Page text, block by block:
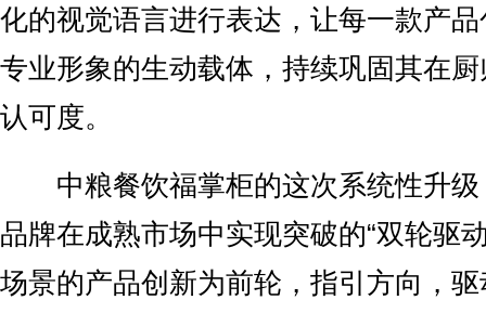
化的视觉语言进行表达，让每一款产
专业形象的生动载体，持续巩固其在
认可度。
中粮餐饮福掌柜的这次系统性升级
品牌在成熟市场中实现突破的“双轮驱
场景的产品创新为前轮，指引方向，